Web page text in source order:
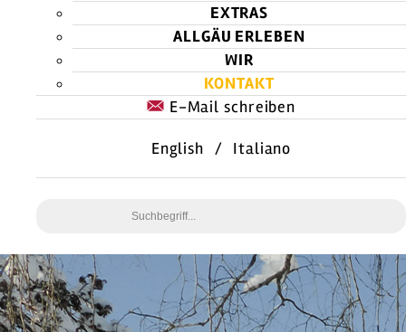
EXTRAS
ALLGÄU ERLEBEN
WIR
KONTAKT
E-Mail schreiben
English / Italiano